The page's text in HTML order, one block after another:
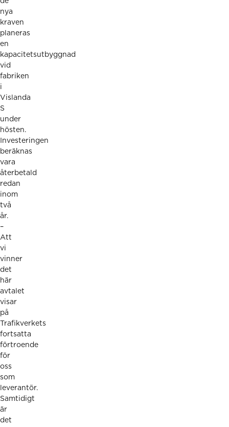
nya
kraven
planeras
en
kapacitetsutbyggnad
vid
fabriken
i
Vislanda
S
under
hösten.
Investeringen
beräknas
vara
återbetald
redan
inom
två
år.
–
Att
vi
vinner
det
här
avtalet
visar
på
Trafikverkets
fortsatta
förtroende
för
oss
som
leverantör.
Samtidigt
är
det